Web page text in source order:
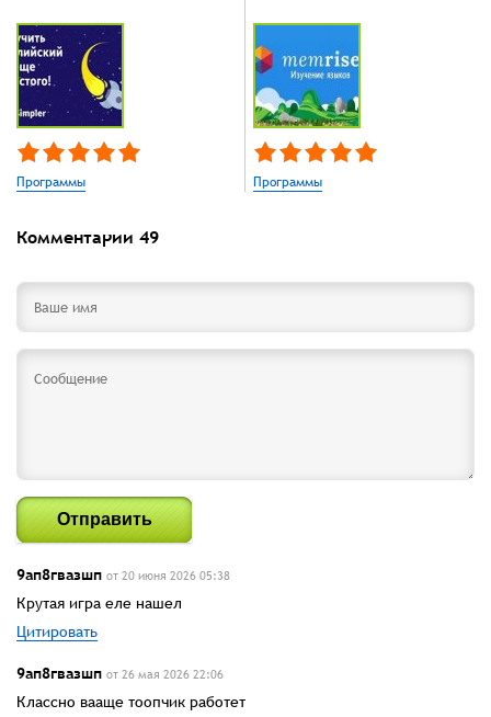
Программы Программы
Комментарии 49
Отправить
9ап8гвазшп от 20 июня 2026 05:38
Крутая игра еле нашел
Цитировать
9ап8гвазшп от 26 мая 2026 22:06
Классно вааще тоопчик работет